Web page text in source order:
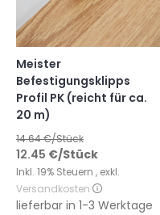
Meister
Befestigungsklipps
Profil PK (reicht für ca.
20 m)
14.64€/Stück
12.45 €/Stück
Inkl. 19% Steuern , exkl.
Versandkosten
lieferbar in 1-3 Werktage